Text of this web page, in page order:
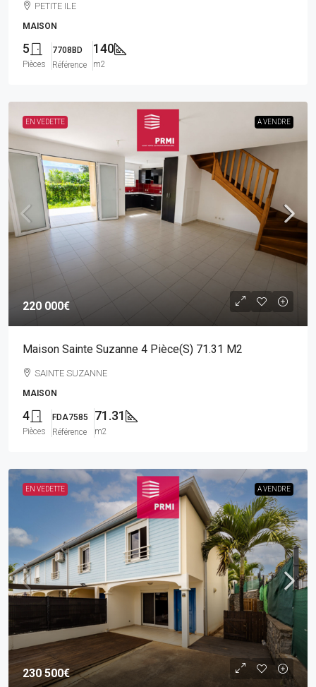
PETITE ILE
MAISON
5
Pièces
7708BD
Référence
140
m2
EN VEDETTE A VENDRE
220 000€
Maison Sainte Suzanne 4 Pièce(s) 71.31 M2
SAINTE SUZANNE
MAISON
4
Pièces
FDA7585
Référence
71.31
m2
EN VEDETTE A VENDRE
230 500€